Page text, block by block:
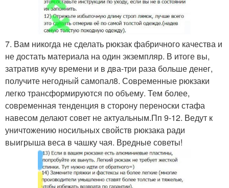
7. Вам никогда не сделать рюкзак фабричного качества и
не достать материала на один экземпляр. В итоге вы,
затратив кучу времени и в два-три раза больше денег,
получите негодный самопал8. Современные рюкзаки
легко трансформируются по объему. Тем более,
современная тенденция в сторону переноски стафа
навесом делают совет не актуальным.Пп 9-12. Ведут к
уничтожению носильных свойств рюкзака ради
выигрыша веса в чашку чая. Вредные советы!